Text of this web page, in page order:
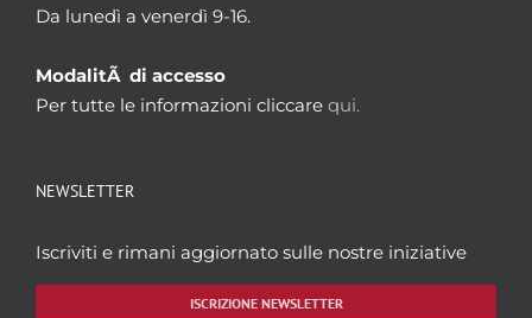
Da lunedì a venerdì 9-16.
ModalitÃ di accesso
Per tutte le informazioni cliccare qui.
NEWSLETTER
Iscriviti e rimani aggiornato sulle nostre iniziative
ISCRIZIONE NEWSLETTER